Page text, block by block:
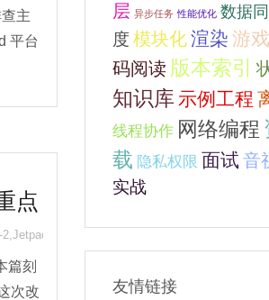
主
平台
点
2,Jetpack Compose
篇刻
次改
层 异步任务 性能优化 数据
度 模块化渲染 游
码阅读 版本索引
知识库 示例工程
线程协作 网络编程
载 隐私权限 面试 音
实战
友情链接